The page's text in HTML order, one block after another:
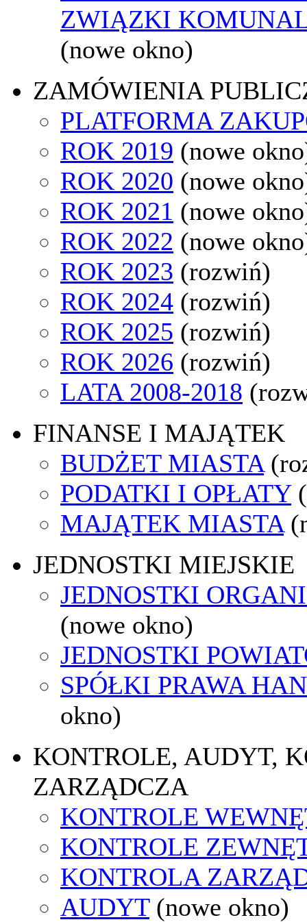
ZWIĄZKI
(nowe okno)
ZAMÓWIENIA
PLATFORMA
ROK 2019 (nowe
ROK 2020 (nowe
ROK 2021 (nowe
ROK 2022 (nowe
ROK 2023 (rozwiń)
ROK 2024 (rozwiń)
ROK 2025 (rozwiń)
ROK 2026 (rozwiń)
LATA 2008-2018
FINANSE I MAJĄTEK
BUDŻET MIASTA
PODATKI I OPŁATY
MAJĄTEK MIASTA
JEDNOSTKI MIEJSKIE
JEDNOSTKI
(nowe okno)
JEDNOSTKI
SPÓŁKI PRAWA
okno)
KONTROLE, AUDYT,
ZARZĄDCZA
KONTROLE
KONTROLE
KONTROLA
AUDYT (nowe okno)